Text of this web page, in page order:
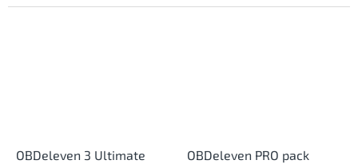
OBDeleven 3 Ultimate
OBDeleven PRO pack